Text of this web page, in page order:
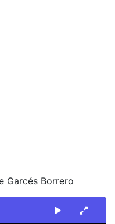
Garcés Borrero